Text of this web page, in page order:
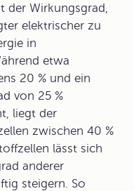
der Wirkungsgrad,
elektrischer zu
in
etwa
20 % und ein
von 25 %
liegt der
zwischen 40 %
lässt sich
anderer
steigern. So